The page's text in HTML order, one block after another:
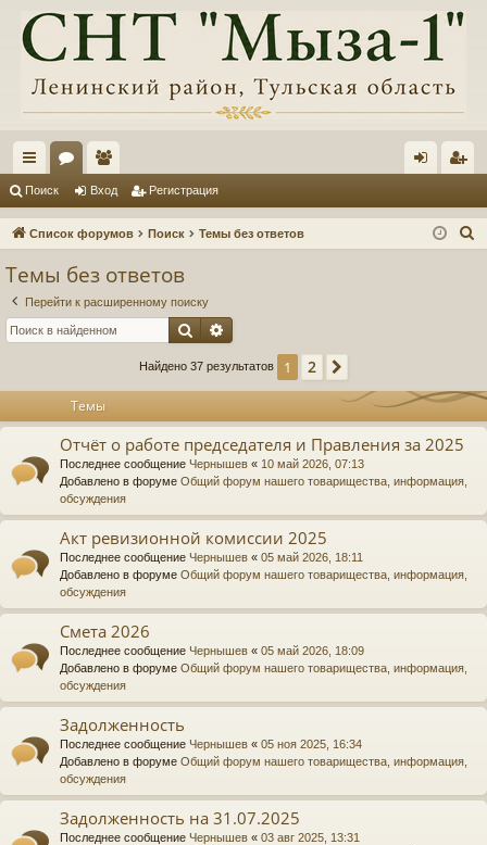
с
ы ум
ол
ьз
ел
д ис
Поиск Вход Регистрация
Список форумов Поиск Темы без ответов
Темы без ответов
Перейти к расширенному поиску
Поиск
Найдено 37 результатов 1 2
Темы
Отчёт о работе председателя и Правления за 2025
Последнее сообщение Чернышев « 10 май 2026, 07:13
Добавлено в форуме Общий форум нашего товарищества, информация,
обсуждения
Акт ревизионной комиссии 2025
Последнее сообщение Чернышев « 05 май 2026, 18:11
Добавлено в форуме Общий форум нашего товарищества, информация,
обсуждения
Смета 2026
Последнее сообщение Чернышев « 05 май 2026, 18:09
Добавлено в форуме Общий форум нашего товарищества, информация,
обсуждения
Задолженность
Последнее сообщение Чернышев « 05 ноя 2025, 16:34
Добавлено в форуме Общий форум нашего товарищества, информация,
обсуждения
Задолженность на 31.07.2025
Последнее сообщение Чернышев « 03 авг 2025, 13:31